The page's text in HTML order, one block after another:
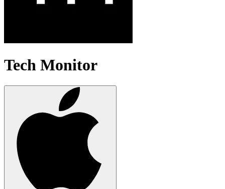
Tech Monitor